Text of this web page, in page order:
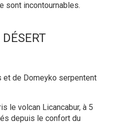
sont incontournables.
de Domeyko serpentent
le volcan Licancabur, à 5
depuis le confort du